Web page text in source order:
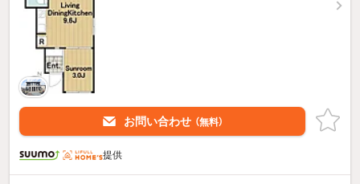
お問い合わせ （無料）
提供